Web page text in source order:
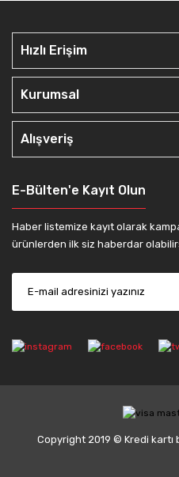
Hızlı Erişim
Kurumsal
Alışveriş
E-Bülten'e Kayıt Olun
Haber listemize kayıt olarak
ürünlerden ilk siz haberdar
Copyright 2019 © Kredi kartı